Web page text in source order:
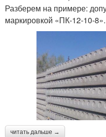
Разберем на примере:
маркировкой «ПК-12-10-
читать дальше →